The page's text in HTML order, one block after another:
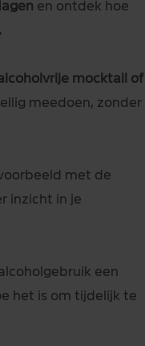
en ontdek hoe
mocktail of
meedoen, zonder
met de
inzicht in je
een
het is om tijdelijk te